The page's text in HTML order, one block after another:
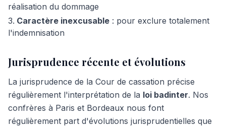
réalisation du dommage
Caractère inexcusable : pour exclure totalement
l'indemnisation
Jurisprudence récente et évolutions
La jurisprudence de la Cour de cassation précise
régulièrement l'interprétation de la loi badinter. Nos
confrères à Paris et Bordeaux nous font
régulièrement part d'évolutions jurisprudentielles que